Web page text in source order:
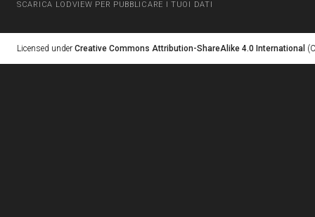
SCARICA LODVIEW PER PUBBLICARE I TUOI DATI
Licensed under Creative Commons Attribution-ShareAlike 4.0 International